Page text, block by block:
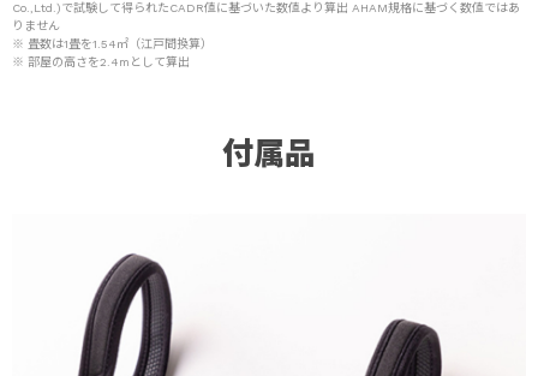
Co.,Ltd.)で試験して得られたCADR値に基づいた数値より算出 AHAM規格に基づく数値ではあ
りません
※ 畳数は1畳を1.54㎡（江戸間換算）
※ 部屋の高さを2.4mとして算出
付属品